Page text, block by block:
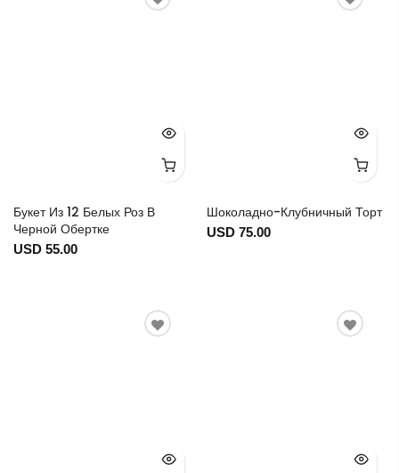
Букет Из 12 Белых Роз В
Черной Обертке
USD 55.00
Шоколадно-Клубничный Торт
USD 75.00